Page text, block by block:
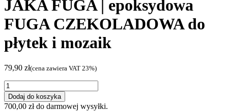
JAKA FUGA | epoksydowa
FUGA CZEKOLADOWA do
płytek i mozaik
79,90 zł(cena zawiera VAT 23%)
ilość
JAKA
FUGA
Dodaj do koszyka
700,00 złdo darmowej wysyłki.